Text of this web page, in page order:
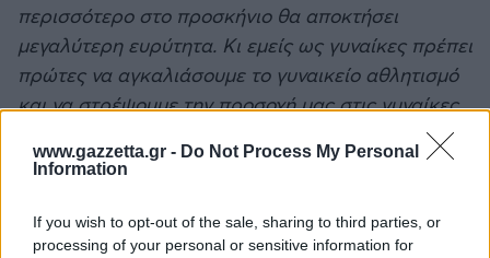
www.gazzetta.gr - Do Not Process My Personal
Information
If you wish to opt-out of the sale, sharing to third parties, or
processing of your personal or sensitive information for
περισσότερο στο προσκήνιο θα αποκτήσει
μεγαλύτερη ευρύτητα. Κι εμείς ως γυναίκες πρέπει
πρώτες να αγκαλιάσουμε το γυναικείο αθλητισμό
και να στρέψουμε την προσοχή μας στις γυναίκες
αντιμετωπίζει μία γυναίκα αλπινίστρια;